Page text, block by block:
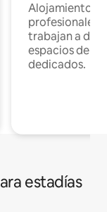
Alojamientos
profesionales
trabajan a
espacios de
dedicados.
estadías